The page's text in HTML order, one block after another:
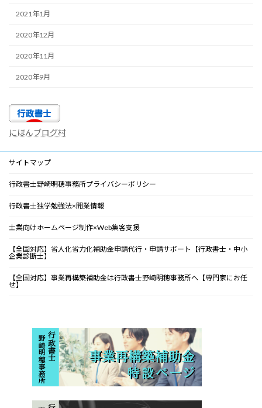
2021年1月
2020年12月
2020年11月
2020年9月
にほんブログ村
サイトマップ
行政書士野崎明穂事務所プライバシーポリシー
行政書士独学勉強法×開業情報
士業向けホームページ制作×Web集客支援
【全国対応】省人化省力化補助金申請代行・申請サポート【行政書士・中小
企業診断士】
【全国対応】事業再構築補助金は行政書士野崎明穂事務所へ【専門家にお任
せ】